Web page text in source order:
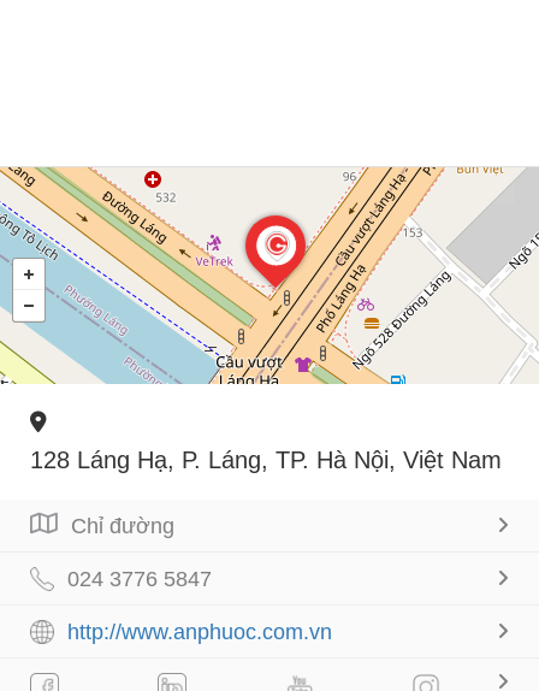
128 Láng Hạ, P. Láng, TP. Hà Nội, Việt Nam
Chỉ đường
024 3776 5847
http://www.anphuoc.com.vn